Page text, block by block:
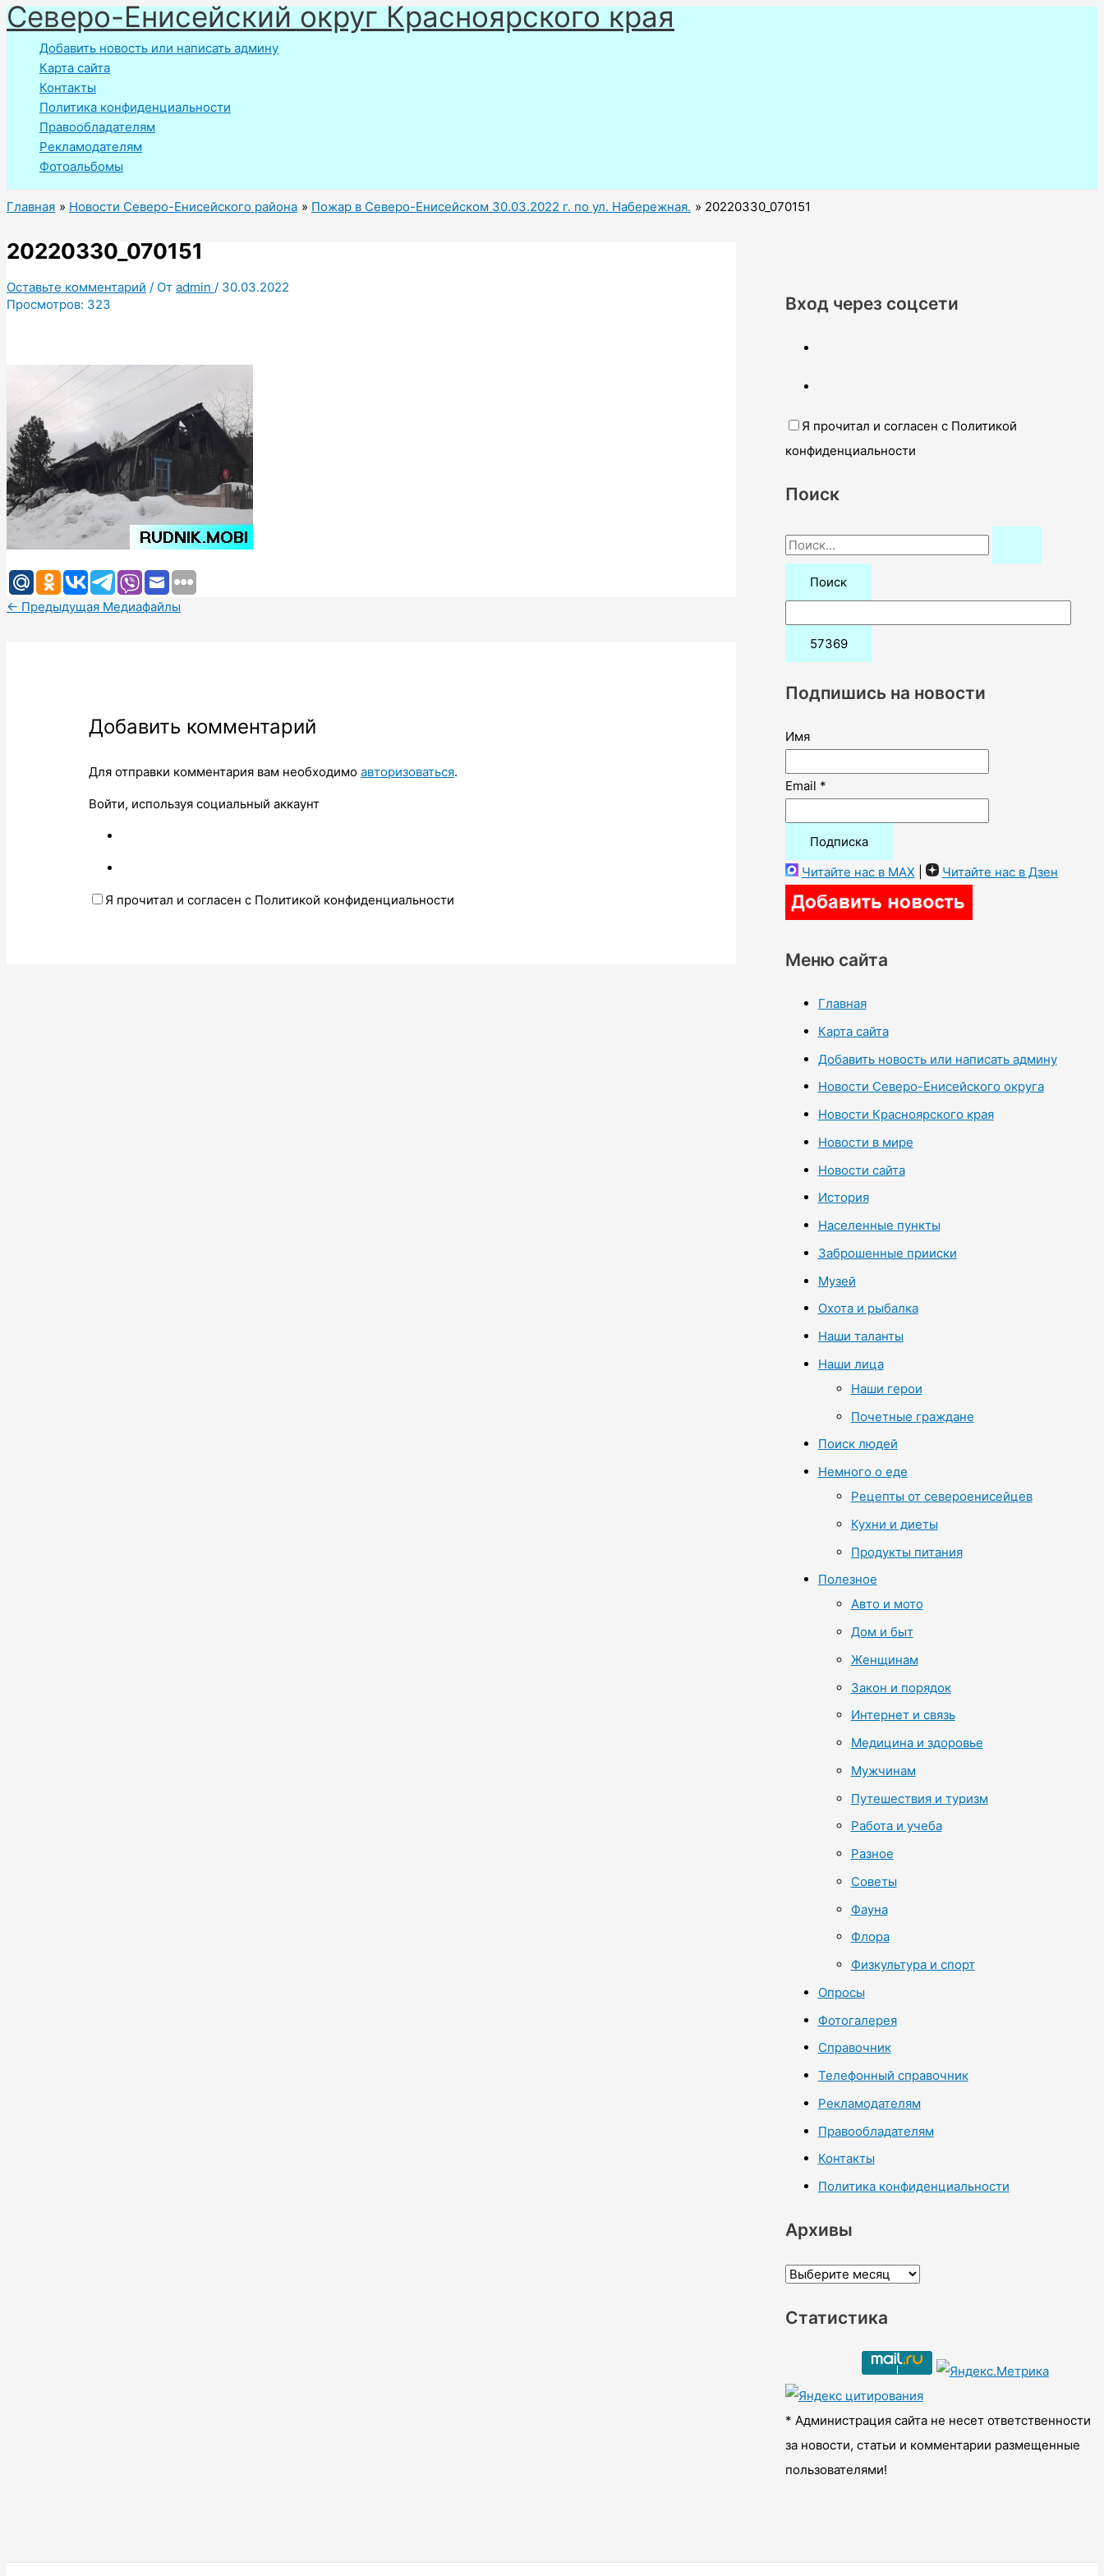
Перейти
к
содержимому
Северо-Енисейский округ Красноярского края
Добавить новость или написать админу
Карта сайта
Контакты
Политика конфиденциальности
Правообладателям
Рекламодателям
Фотоальбомы
Главная Новости Северо-Енисейского района Пожар в Северо-Енисейском 30.03.2022 г. по ул. Набережная. 20220330_070151
20220330_070151
Оставьте комментарий / От admin / 30.03.2022
Просмотров: 323
← Предыдущая Медиафайлы
Добавить комментарий
Для отправки комментария вам необходимоавторизоваться.
Войти, используя социальный аккаунт
Я прочитал и согласен с Политикой конфиденциальности
Вход через соцсети
Я прочитал и согласен с Политикой
конфиденциальности
Поиск
П
о
:
Подпишись на новости
Имя
Email *
Читайте нас в MAX Читайте нас в Дзен
Меню сайта
Главная
Карта сайта
Добавить новость или написать админу
Новости Северо-Енисейского округа
Новости Красноярского края
Новости в мире
Новости сайта
История
Населенные пункты
Заброшенные прииски
Музей
Охота и рыбалка
Наши таланты
Наши лица
Наши герои
Почетные граждане
Поиск людей
Немного о еде
Рецепты от североенисейцев
Кухни и диеты
Продукты питания
Полезное
Авто и мото
Дом и быт
Женщинам
Закон и порядок
Интернет и связь
Медицина и здоровье
Мужчинам
Путешествия и туризм
Работа и учеба
Разное
Советы
Фауна
Флора
Физкультура и спорт
Опросы
Фотогалерея
Справочник
Телефонный справочник
Рекламодателям
Правообладателям
Контакты
Политика конфиденциальности
Архивы
А
х
ы
Статистика
* Администрация сайта не несет ответственности
за новости, статьи и комментарии размещенные
пользователями!